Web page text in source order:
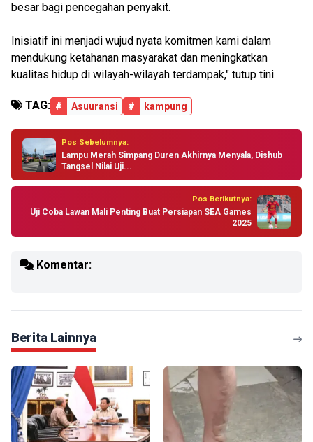
besar bagi pencegahan penyakit.
Inisiatif ini menjadi wujud nyata komitmen kami dalam
mendukung ketahanan masyarakat dan meningkatkan
kualitas hidup di wilayah-wilayah terdampak," tutup tini.
TAG: # Asuuransi # kampung
Pos Sebelumnya:
Lampu Merah Simpang Duren Akhirnya Menyala, Dishub
Tangsel Nilai Uji...
Pos Berikutnya:
Uji Coba Lawan Mali Penting Buat Persiapan SEA Games
2025
Komentar:
Berita Lainnya